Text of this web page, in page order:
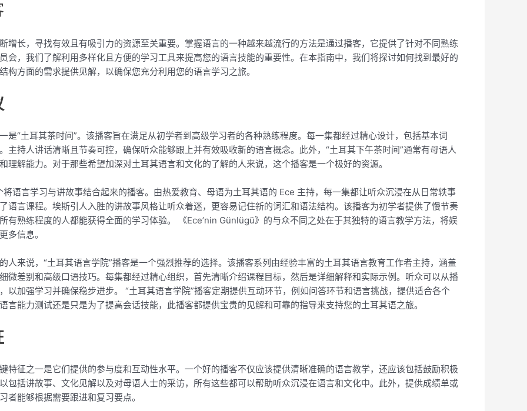
增长，寻找有效且有吸引力的资源至关重要。掌握语言的一种越来越流行的方法是通过播客，它提供了针对不同熟练
会，我们了解利用多样化且方便的学习工具来提高您的语言技能的重要性。在本指南中，我们将探讨如何找到最好的
方面的需求提供见解，以确保您充分利用您的语言学习之旅。
是“土耳其茶时间”。该播客旨在满足从初学者到高级学习者的各种熟练程度。每一集都经过精心设计，包括基本词
主持人讲话清晰且节奏可控，确保听众能够跟上并有效吸收新的语言概念。此外，“土耳其下午茶时间”通常有母语人
解能力。对于那些希望加深对土耳其语言和文化的了解的人来说，这个播客是一个极好的资源。
语言学习与讲故事结合起来的播客。由热爱教育、母语为土耳其语的 Ece 主持，每一集都让听众沉浸在从日常轶事
语言课程。埃斯引人入胜的讲故事风格让听众着迷，更容易记住新的词汇和语法结构。该播客为初学者提供了慢节奏
有熟练程度的人都能获得全面的学习体验。 《Ece’nin Günlügü》的与众不同之处在于其独特的语言教学方法，将娱
多信息。
人来说，“土耳其语言学院”播客是一个强烈推荐的选择。该播客系列由经验丰富的土耳其语言教育工作者主持，涵盖
微差别和高级口语技巧。每集都经过精心组织，首先清晰介绍课程目标，然后是详细解释和实际示例。听众可以从播
以加强学习并确保稳步进步。 “土耳其语言学院”播客定期提供互动环节，例如问答环节和语言挑战，提供适合各个
能力测试还是只是为了提高会话技能，此播客都提供宝贵的见解和可靠的指导来支持您的土耳其语之旅。
特征之一是它们提供的参与度和互动性水平。一个好的播客不仅应该提供清晰准确的语言教学，还应该包括鼓励积极
包括讲故事、文化见解以及对母语人士的采访，所有这些都可以帮助听众沉浸在语言和文化中。此外，提供成绩单或
者能够根据需要跟进和复习要点。